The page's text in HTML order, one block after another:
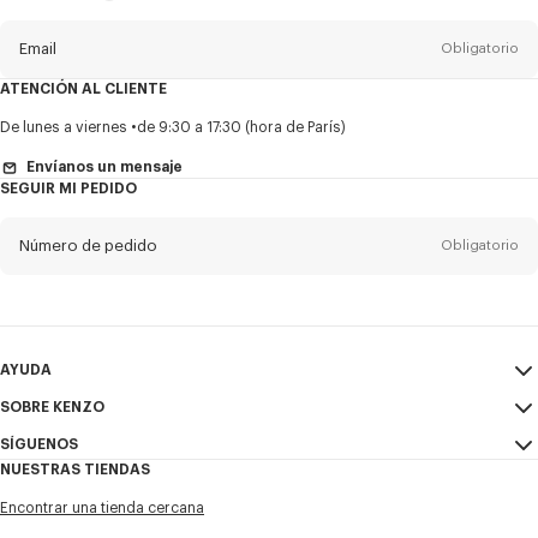
Email Obligatorio
TítuloObligatorio
Nombre*
Deseo recibir comunicaciones sobre los productos, servicios y
eventos de KENZO, que pueden ser personalizados, especialmente en
ATENCIÓN AL CLIENTE
De lunes a viernes de 9:30 a 17:30 (hora de París)
Envíanos un mensaje
SEGUIR MI PEDIDO
Número de pedido Obligatorio
AYUDA
Mi Cuenta
Guía de tallas
Preguntas frecuentes
SOBRE KENZO
Condiciones de venta
Política de privacidad
SÍGUENOS
Youtube
NUESTRAS TIENDAS
Encontrar una tienda cercana